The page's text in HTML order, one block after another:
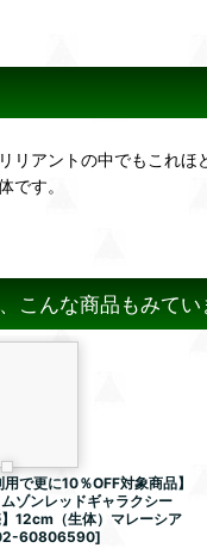
リアントの中でもこれ
です。
こんな商品もみてい
で更に10％OFF対象商品】
ゾンレッドギャラクシー
】12cm（生体）マレーシア
60806590]